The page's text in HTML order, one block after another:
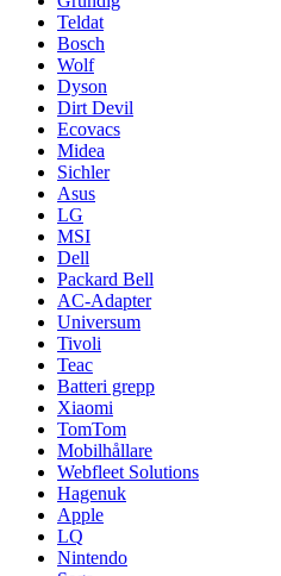
Teldat
Bosch
Wolf
Dyson
Dirt Devil
Ecovacs
Midea
Sichler
Asus
LG
MSI
Dell
Packard Bell
AC-Adapter
Universum
Tivoli
Teac
Batteri grepp
Xiaomi
TomTom
Mobilhållare
Webfleet Solutions
Hagenuk
Apple
LQ
Nintendo